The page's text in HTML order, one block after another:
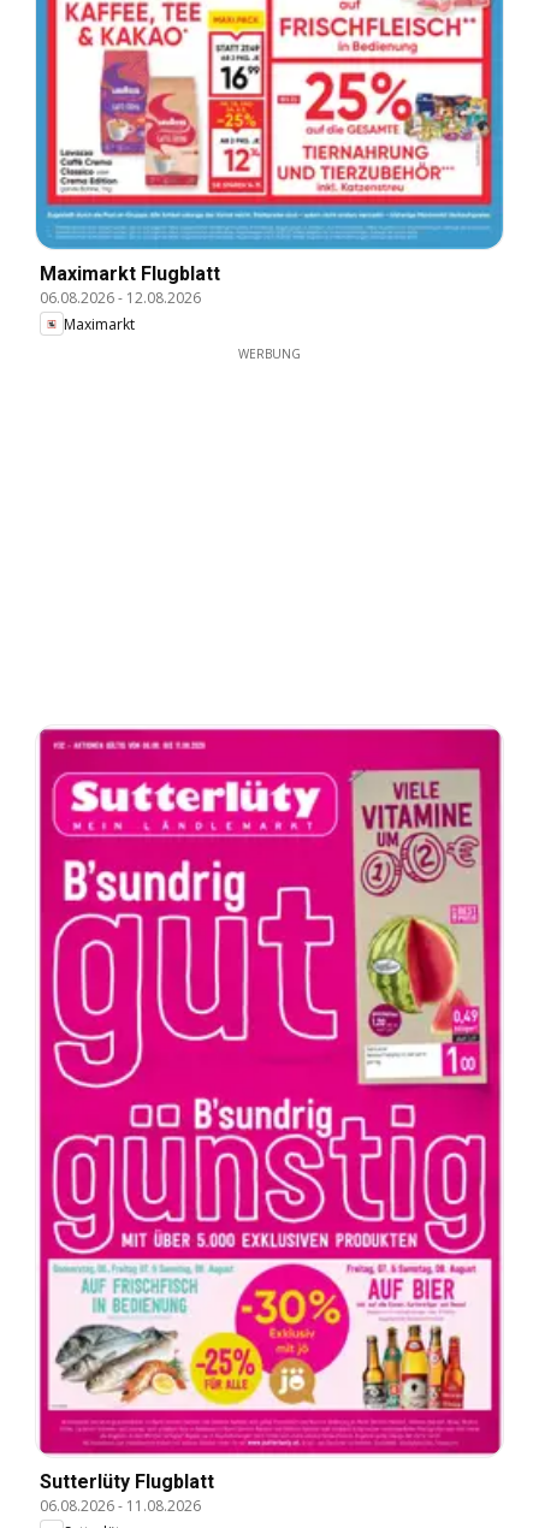
Maximarkt Flugblatt
06.08.2026- 12.08.2026
Maximarkt
WERBUNG
Sutterlüty Flugblatt
06.08.2026- 11.08.2026